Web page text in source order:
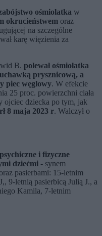
ośmiolatka w
okrucieństwem oraz
na szczególne
karę więzienia za
B. polewał ośmiolatka
prysznicową, a
piec węglowy. W efekcie
25 proc. powierzchni ciała
ojciec dziecka po tym, jak
8 maja 2023 r. Walczył o
psychiczne i fizyczne
dziećmi - synem
pasierbami: 15-letnim
9-letnią pasierbicą Julią J., a
Kamila, 7-letnim